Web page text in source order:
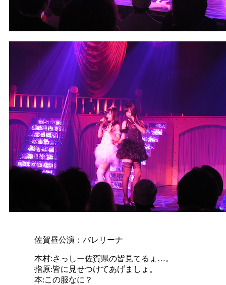
佐賀昼公演：バレリーナ
本村:さっしー佐賀県の皆見てるょ…。
指原:皆に見せつけてあげましょ。
本:この服なに？